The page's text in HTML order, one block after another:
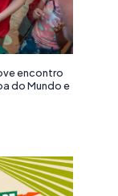
encontro
do Mundo e